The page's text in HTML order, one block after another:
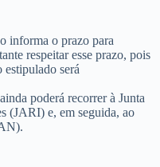
informa o prazo para
respeitar esse prazo, pois
estipulado será
poderá recorrer à Junta
(JARI) e, em seguida, ao